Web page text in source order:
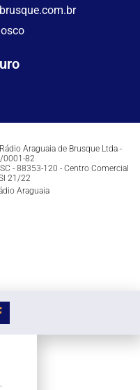
Araguaia de Brusque Ltda -
0001-82
- 88353-120 - Centro Comercial
21/22
Araguaia